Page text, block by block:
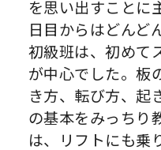
を思い出すことに
日目からはどんど
初級班は、初めて
が中心でした。板
き方、転び方、起
の基本をみっちり
は、リフトにも乗